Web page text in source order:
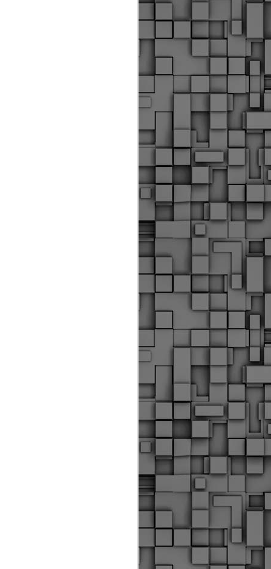
καθήκοντα.
ο Δήμος παρέλαβε τρία
οποία θα χρησιμοποιούνται για
μετακινήσεις των